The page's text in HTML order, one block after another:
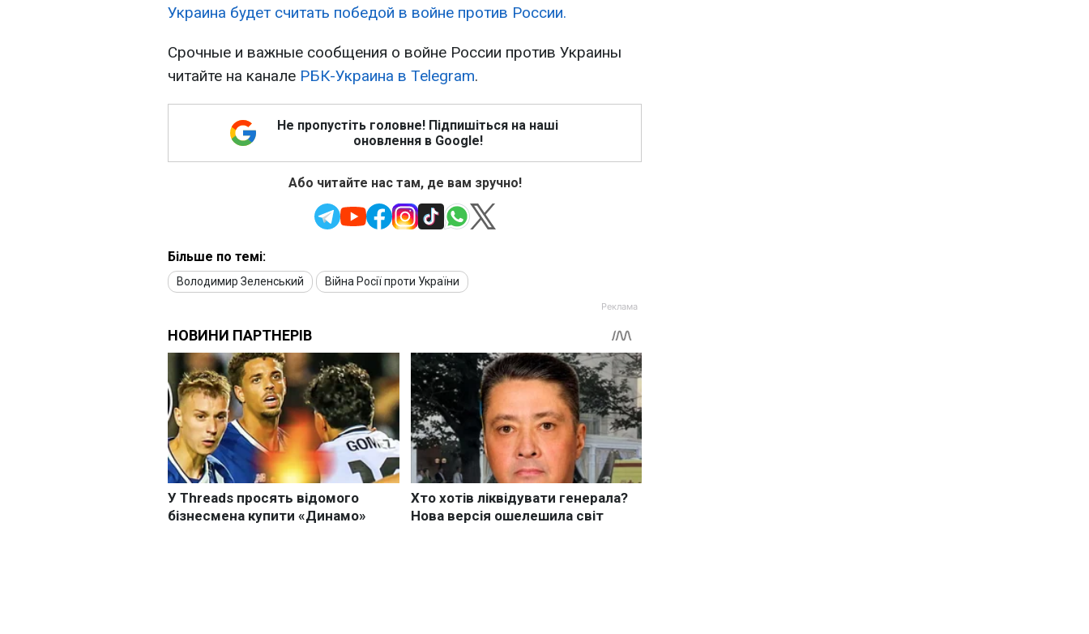
Украина будет считать победой в войне против России.
Срочные и важные сообщения о войне России против Украины
читайте на канале РБК-Украина в Telegram.
Не пропустіть головне! Підпишіться на наші
оновлення в Google!
Або читайте нас там, де вам зручно!
Більше по темі:
Володимир Зеленський Війна Росії проти України